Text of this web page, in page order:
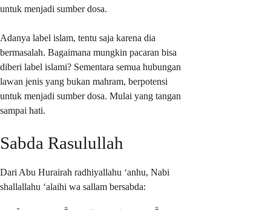
untuk menjadi sumber dosa.
Adanya label islam, tentu saja karena dia
bermasalah. Bagaimana mungkin pacaran bisa
diberi label islami? Sementara semua hubungan
lawan jenis yang bukan mahram, berpotensi
untuk menjadi sumber dosa. Mulai yang tangan
sampai hati.
Sabda Rasulullah
Dari Abu Hurairah radhiyallahu ‘anhu, Nabi
shallallahu ‘alaihi wa sallam bersabda: